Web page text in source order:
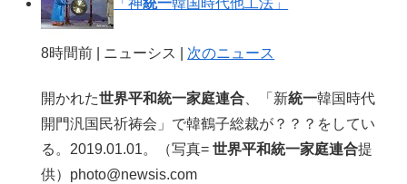
「神統一韓国時代他工法」
8時間前 | ニューシス | 次のニュース
開かれた世界平和統一家庭連合 、「新統一韓国時代
開門汎国民祈祷会」で韓鶴子総裁が？？？をしてい
る。2019.01.01。（写真=世界平和統一家庭連合提
供）photo@newsis.com